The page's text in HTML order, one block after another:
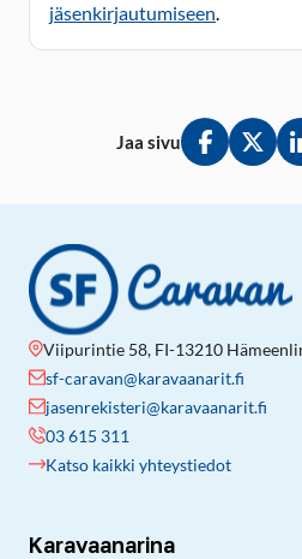
jäsenkirjautumiseen.
Jaa sivu
Jaa Jaa
Viipurintie 58, FI-13210
sf-caravan@karavaanarit.fi
jasenrekisteri@karavaanarit.fi
03 615 311
Katso kaikki yhteystiedot
Karavaanarina